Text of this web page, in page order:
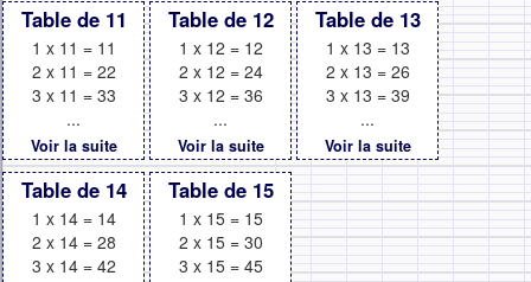
Table de 11
1 x 11 = 11
2 x 11 = 22
3 x 11 = 33
...
Voir la suite
Table de 12
1 x 12 = 12
2 x 12 = 24
3 x 12 = 36
...
Voir la suite
Table de 13
1 x 13 = 13
2 x 13 = 26
3 x 13 = 39
...
Voir la suite
Table de 14
1 x 14 = 14
2 x 14 = 28
3 x 14 = 42
Table de 15
1 x 15 = 15
2 x 15 = 30
3 x 15 = 45